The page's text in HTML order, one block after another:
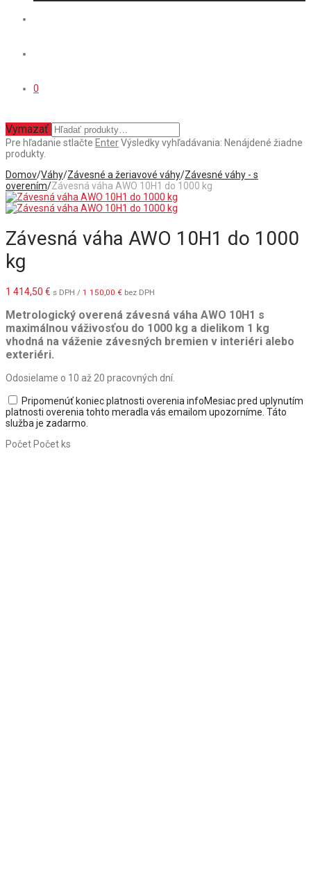
0
Vymazať
Pre hľadanie stlačte EnterVýsledky vyhľadávania: Nenájdené žiadne
produkty.
Domov/Váhy/Závesné a žeriavové váhy/Závesné váhy - s
overením/Závesná váha AWO 10H1 do 1000 kg
Závesná váha AWO 10H1 do 1000
kg
1 414,50 € s DPH / 1 150,00 € bez DPH
Metrologický overená závesná váha AWO 10H1 s
maximálnou váživosťou do 1000 kg a dielikom 1 kg
vhodná na váženie závesných bremien v interiéri alebo
exteriéri.
Odosielame o 10 až 20 pracovných dní.
Pripomenúť koniec platnosti overenia infoMesiac pred uplynutím
platnosti overenia tohto meradla vás emailom upozorníme. Táto
služba je zadarmo.
PočetPočet ks